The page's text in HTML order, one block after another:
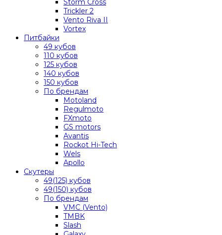
Storm Cross
Trickler 2
Vento Riva II
Vortex
Питбайки
49 кубов
110 кубов
125 кубов
140 кубов
150 кубов
По брендам
Motoland
Regulmoto
FXmoto
GS motors
Avantis
Rockot Hi-Tech
Wels
Apollo
Скутеры
49(125) кубов
49(150) кубов
По брендам
VMC (Vento)
TMBK
Slash